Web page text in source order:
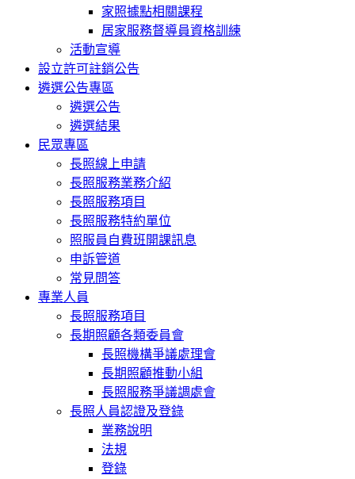
家照據點相關課程
居家服務督導員資格訓練
活動宣導
設立許可註銷公告
遴選公告專區
遴選公告
遴選結果
民眾專區
長照線上申請
長照服務業務介紹
長照服務項目
長照服務特約單位
照服員自費班開課訊息
申訴管道
常見問答
專業人員
長照服務項目
長期照顧各類委員會
長照機構爭議處理會
長期照顧推動小組
長照服務爭議調處會
長照人員認證及登錄
業務說明
法規
登錄